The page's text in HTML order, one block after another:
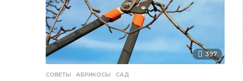
397
СОВЕТЫ АБРИКОСЫ ,САД